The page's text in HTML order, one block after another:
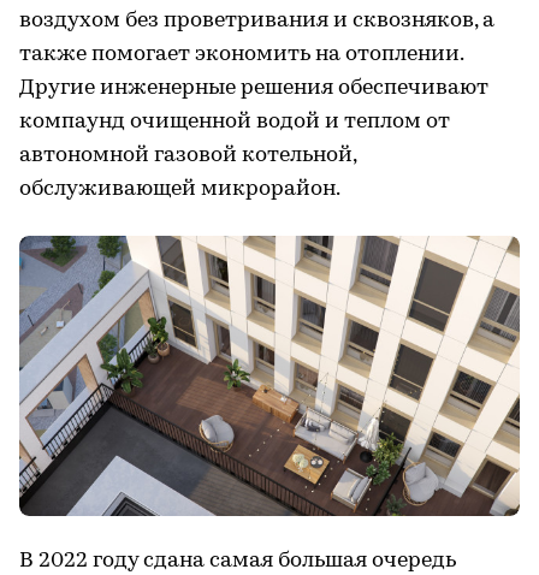
воздухом без проветривания и сквозняков, а
также помогает экономить на отоплении.
Другие инженерные решения обеспечивают
компаунд очищенной водой и теплом от
автономной газовой котельной,
обслуживающей микрорайон.
В 2022 году сдана самая большая очередь